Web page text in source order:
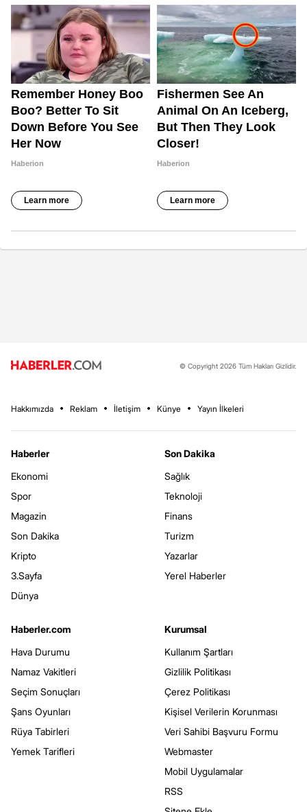
© Copyright 2026 Tüm Hakları Gizlidir.
Hakkımızda Reklam İletişim Künye Yayın İlkeleri
Haberler
Ekonomi
Spor
Magazin
Son Dakika
Kripto
3.Sayfa
Dünya
Son Dakika
Sağlık
Teknoloji
Finans
Turizm
Yazarlar
Yerel Haberler
Haberler.com
Hava Durumu
Namaz Vakitleri
Seçim Sonuçları
Şans Oyunları
Rüya Tabirleri
Yemek Tarifleri
Kurumsal
Kullanım Şartları
Gizlilik Politikası
Çerez Politikası
Kişisel Verilerin Korunması
Veri Sahibi Başvuru Formu
Webmaster
Mobil Uygulamalar
RSS